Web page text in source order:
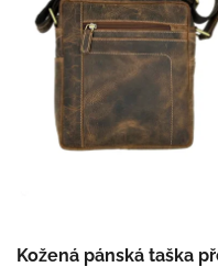
Kožená pánská taška